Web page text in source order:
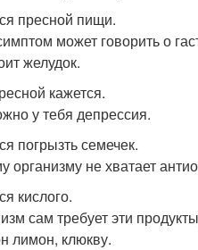
пресной пищи.
может говорить о
желудок.
кажется.
у тебя депрессия.
погрызть семечек.
организму не хватает
кислого.
сам требует эти
лимон, клюкву.